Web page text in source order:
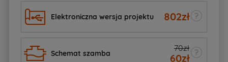
Elektroniczna wersja projektu 802zł
Schemat szamba
70zł
60zł